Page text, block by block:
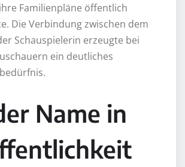
Familienpläne öffentlich
Die Verbindung zwischen dem
Schauspielerin erzeugte bei
ein deutliches
Name in